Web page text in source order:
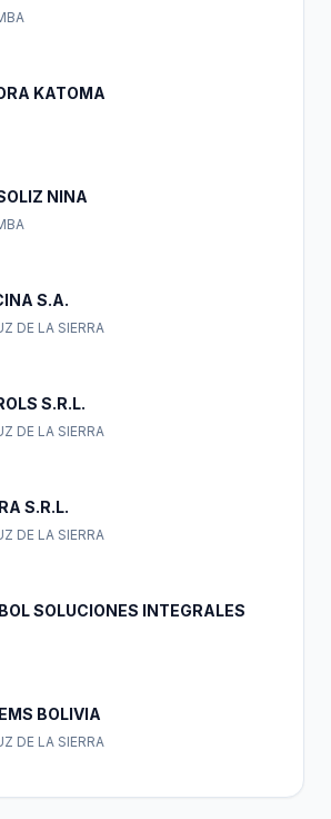
KATOMA
NINA
S.A.
DE LA SIERRA
S.R.L.
DE LA SIERRA
S.R.L.
DE LA SIERRA
SOLUCIONES INTEGRALES
BOLIVIA
DE LA SIERRA